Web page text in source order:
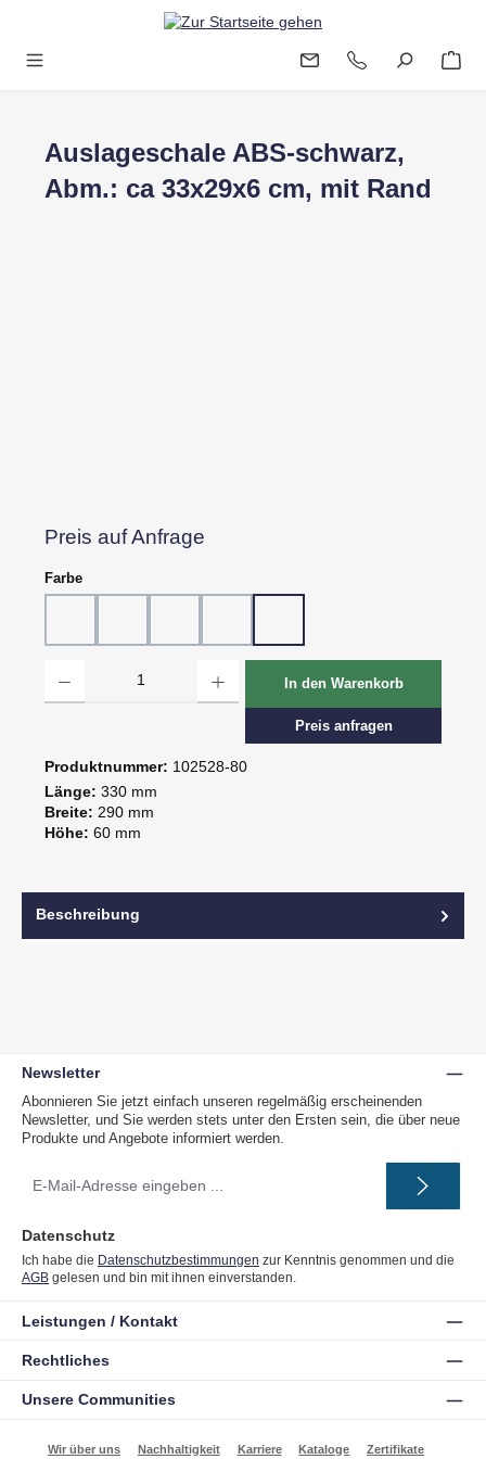
Zum Hauptinhalt springen
Auslageschale ABS-schwarz,
Abm.: ca 33x29x6 cm, mit Rand
Preis auf Anfrage
Farbeauswählen
In den Warenkorb
Preis anfragen
Produktnummer: 102528-80
Länge: 330 mm
Breite: 290 mm
Höhe: 60 mm
Beschreibung
Newsletter
Abonnieren Sie jetzt einfach unseren regelmäßig erscheinenden
Newsletter, und Sie werden stets unter den Ersten sein, die über neue
Produkte und Angebote informiert werden.
Mail-
Datenschutz
Ich habe die Datenschutzbestimmungen zur Kenntnis genommen und die
AGB gelesen und bin mit ihnen einverstanden.
Unsere Communities
Leistungen / Kontakt
Rechtliches
Wir über uns Nachhaltigkeit Karriere Kataloge Zertifikate